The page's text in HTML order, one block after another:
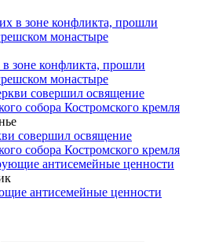
зоне конфликта, прошли
монастыре
совершил освящение
собора Костромского кремля
антисемейные ценности